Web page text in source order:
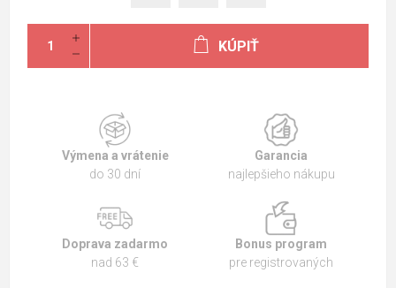
KÚPIŤ
Výmena a vrátenie
do 30 dní
Garancia
najlepšieho nákupu
Doprava zadarmo
nad 63 €
Bonus program
pre registrovaných